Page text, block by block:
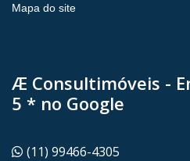
Mapa do site
Æ Consultimóveis -
5 * no Google
(11) 99466-4305